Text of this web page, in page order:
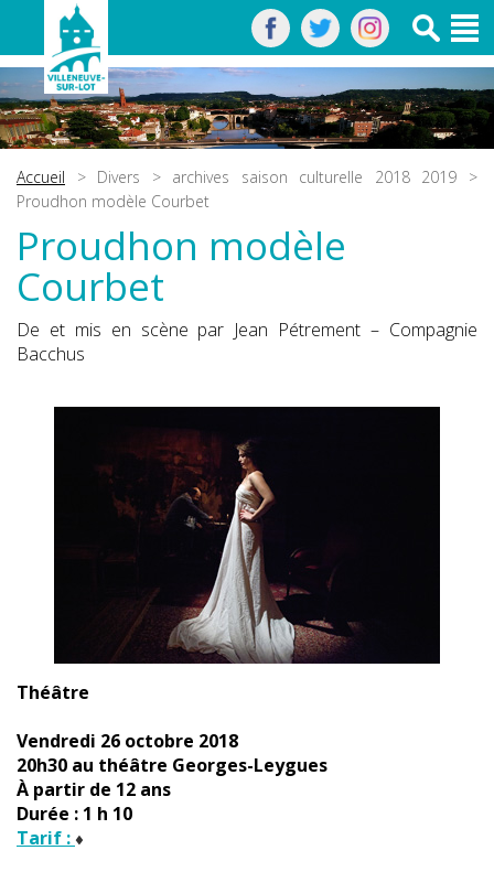
Accueil > Divers > archives saison culturelle 2018 2019 >
Proudhon modèle Courbet
Proudhon modèle
Courbet
De et mis en scène par Jean Pétrement – Compagnie
Bacchus
Théâtre
Vendredi 26 octobre 2018
20h30 au théâtre Georges-Leygues
À partir de 12 ans
Durée : 1 h 10
Tarif :